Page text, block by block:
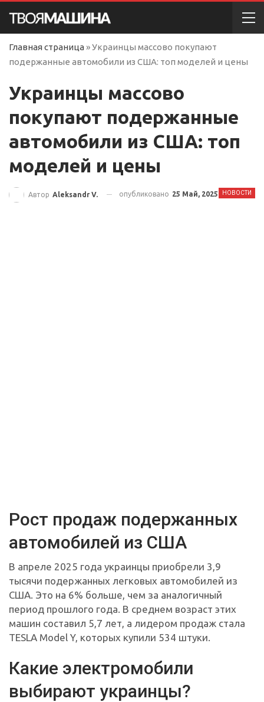
Главная страница »Украинцы массово покупают
подержанные автомобили из США: топ моделей и цены
Украинцы массово
покупают подержанные
автомобили из США: топ
моделей и цены
НОВОСТИ
Автор Aleksandr V. опубликовано 25 Май, 2025
Рост продаж подержанных
автомобилей из США
В апреле 2025 года украинцы приобрели 3,9
тысячи подержанных легковых автомобилей из
США. Это на 6% больше, чем за аналогичный
период прошлого года. В среднем возраст этих
машин составил 5,7 лет, а лидером продаж стала
TESLA Model Y, которых купили 534 штуки.
Какие электромобили
выбирают украинцы?